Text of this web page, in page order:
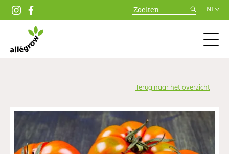
NL
Terug naar het overzicht